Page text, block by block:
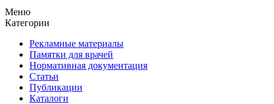
Меню
Категории
Рекламные материалы
Памятки для врачей
Нормативная документация
Статьи
Публикации
Каталоги